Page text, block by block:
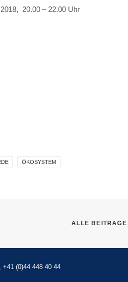
20.00 – 22.00 Uhr
ÖKOSYSTEM
ALLE BEITRÄGE
, +41 (0)44 448 40 44